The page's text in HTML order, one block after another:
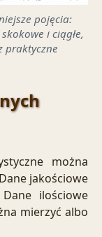
pojęcia:
i ciągłe,
praktyczne
można
jakościowe
ilościowe
mierzyć albo